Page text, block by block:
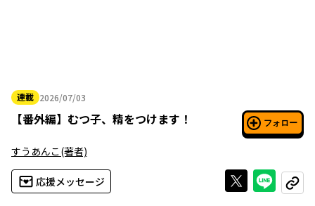
連載 2026/07/03
2026年07月03日
【番外編】 むつ子、精をつけます！ フォロー
すうあんこ(著者)
応援メッセージ Xで投稿する
ライン
コピー